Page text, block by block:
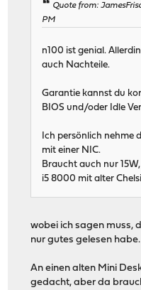
Quote from:
PM
n100 ist genial.
auch Nachteile.
Garantie kannst du
BIOS und/oder Idle
Ich persönlich nehme
mit einer NIC.
Braucht auch nur
i5 8000 mit alter
wobei ich sagen muss,
nur gutes gelesen habe.
An einen alten Mini
gedacht, aber da